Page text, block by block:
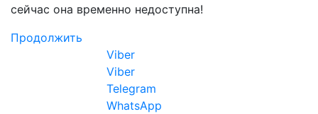
сейчас она временно недоступна!
Продолжить
Viber
Viber
Telegram
WhatsApp